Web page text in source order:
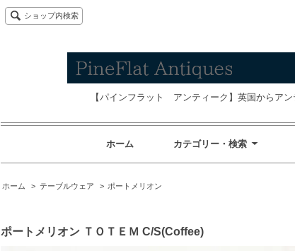
ショップ内検索
【パインフラット アンティーク】英国からア
ホーム カテゴリー・検索
ホーム > テーブルウェア > ポートメリオン
ポートメリオン ＴＯＴＥＭ C/S(Coffee)